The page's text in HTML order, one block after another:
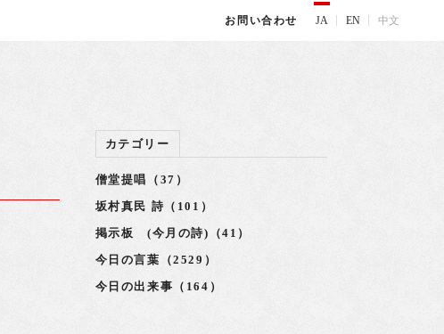
お問い合わせ JA EN 中文
カテゴリー
僧堂提唱（37）
坂村真民 詩（101）
掲示板 (今月の詩)（41）
今日の言葉（2529）
今日の出来事（164）